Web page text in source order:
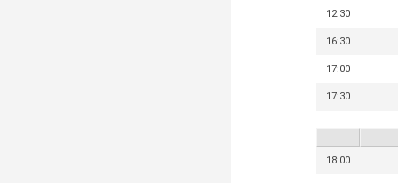
12:30
16:30
17:00
17:30
18:00